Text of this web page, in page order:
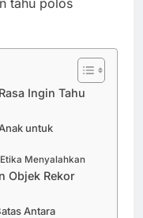
Ingin Tahu
untuk
Menyalahkan
Objek Rekor
Antara